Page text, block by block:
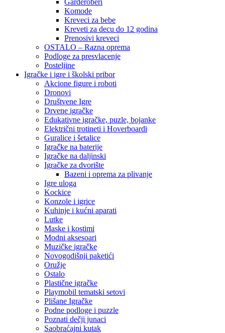
Garderoberi
Komode
Kreveci za bebe
Kreveti za decu do 12 godina
Prenosivi kreveci
OSTALO – Razna oprema
Podloge za presvlacenje
Posteljine
Igračke i igre i školski pribor
Akcione figure i roboti
Dronovi
Društvene Igre
Drvene igračke
Edukativne igračke, puzle, bojanke
Električni trotineti i Hoverboardi
Guralice i šetalice
Igračke na baterije
Igračke na daljinski
‎Igračke za dvorište
Bazeni i oprema za plivanje
Igre uloga
Kockice
Konzole i igrice
Kuhinje i kućni aparati
Lutke
Maske i kostimi
Modni aksesoari
Muzičke igračke
Novogodišnji paketići
Oružje
Ostalo
Plastične igračke
Playmobil tematski setovi
Plišane Igračke
Podne podloge i puzzle
Poznati dečji junaci
Saobraćajni kutak